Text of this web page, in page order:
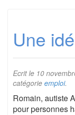
Une
Ecrit le 10
catégorie emploi.
Romain, autiste
pour personnes